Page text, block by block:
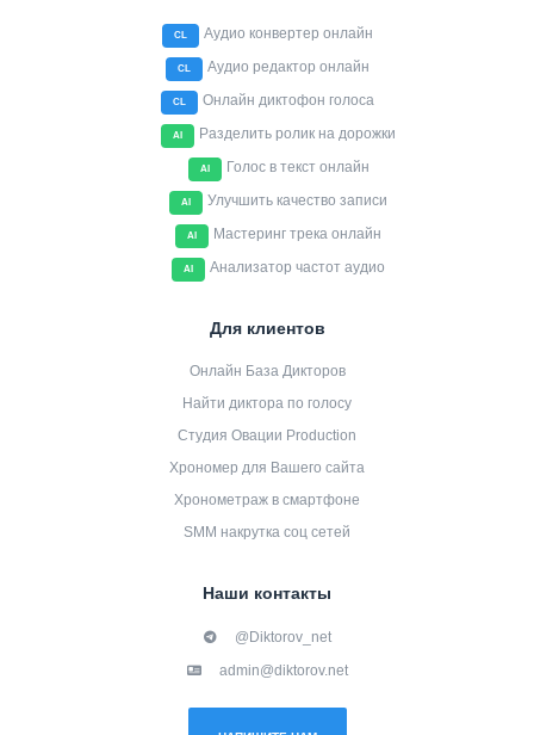
CL Аудио конвертер онлайн
CL Аудио редактор онлайн
CL Онлайн диктофон голоса
AI Разделить ролик на дорожки
AI Голос в текст онлайн
AI Улучшить качество записи
AI Мастеринг трека онлайн
AI Анализатор частот аудио
Для клиентов
Онлайн База Дикторов
Найти диктора по голосу
Студия Овации Production
Хрономер для Вашего сайта
Хронометраж в смартфоне
SMM накрутка соц сетей
Наши контакты
@Diktorov_net
admin@diktorov.net